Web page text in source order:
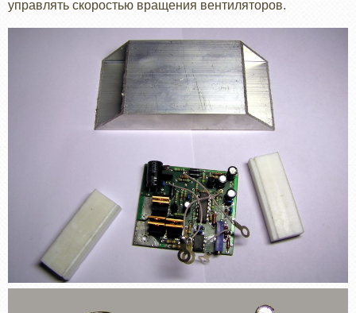
управлять скоростью вращения вентиляторов.